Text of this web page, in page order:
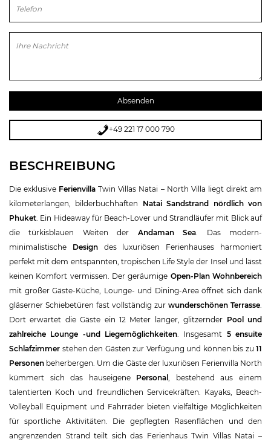
Bitte lasse dieses Feld leer.
+49 221 17 000 790
BESCHREIBUNG
Die exklusive FerienvillaTwin Villas Natai – North Villa liegt direkt am
kilometerlangen, bilderbuchhaften Natai Sandstrand nördlich von
Phuket . Ein Hideaway für Beach-Lover und Strandläufer mit Blick auf
die türkisblauen Weiten der Andaman Sea . Das modern-
minimalistische Designdes luxuriösen Ferienhauses harmoniert
perfekt mit dem entspannten, tropischen Life Style der Insel und lässt
keinen Komfort vermissen. Der geräumige Open-Plan Wohnbereich
mit großer Gäste-Küche, Lounge- und Dining-Area öffnet sich dank
gläserner Schiebetüren fast vollständig zur wunderschönen Terrasse
Dort erwartet die Gäste ein 12 Meter langer, glitzernder Pool und
zahlreiche Lounge -und Liegemöglichkeiten . Insgesamt 5 ensuite
Schlafzimmer stehen den Gästen zur Verfügung und können bis zu 11
Personen beherbergen. Um die Gäste der luxuriösen Ferienvilla North
kümmert sich das hauseigene Personal , bestehend aus einem
talentierten Koch und freundlichen Servicekräften. Kayaks, Beach-
Volleyball Equipment und Fahrräder bieten vielfältige Möglichkeiten
für sportliche Aktivitäten. Die gepflegten Rasenflächen und den
angrenzenden Strand teilt sich das Ferienhaus Twin Villas Natai –